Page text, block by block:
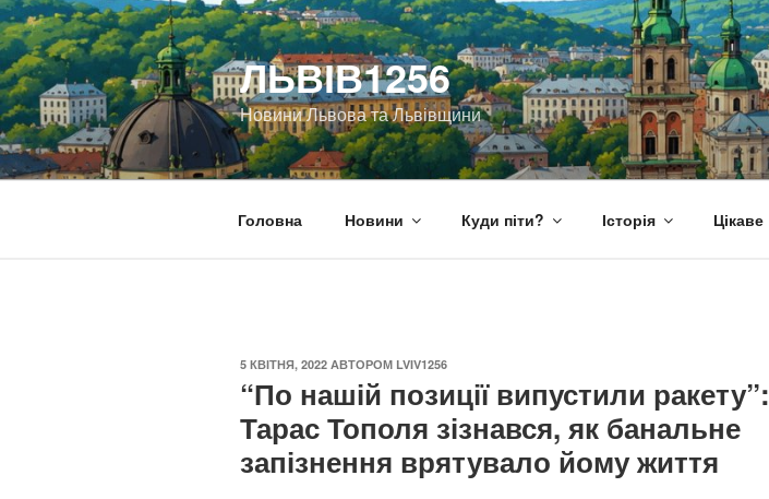
Перейти
до
вмісту
ЛЬВІВ1256
Новини Львова та Львівщини
Головна Новини Куди піти? Історія Цікаве
ОПУБЛІКОВАНО
5 КВІТНЯ, 2022 АВТОРОМ LVIV1256
“По нашій позиції випустили ракету”:
Тарас Тополя зізнався, як банальне
запізнення врятувало йому життя